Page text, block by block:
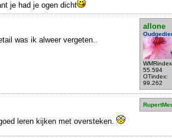
je had je ogen dicht
allone
55.594
OTindex:
99.262
was ik alweer vergeten..
leren kijken met oversteken.